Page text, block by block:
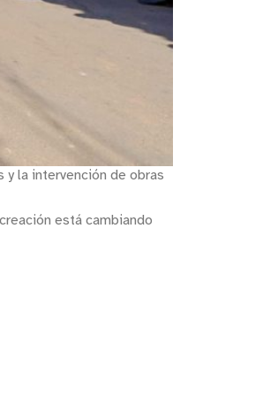
la intervención de obras
está cambiando